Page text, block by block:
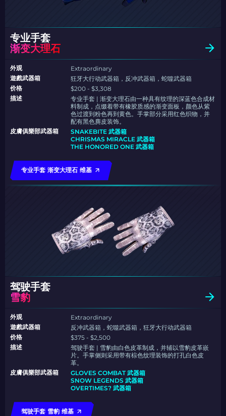
专业手套
渐变大理石
外观
Extraordinary
遊戲武器箱
狂牙大行动武器箱，反冲武器箱，蛇噬武器箱
价格
$200 - $3,308
描述
专业手套 | 渐变大理石由一种具有纹理的深蓝色合成材
料制成，点缀着带有橡胶质感的渐变面板，颜色从紫
色过渡到粉色再到黄色。手掌部分采用红色织物，并
配有黑色麂皮装饰。
皮膚俱樂部武器箱
SNAKEBITE 武器箱
CHRISMAS MIRACLE 武器箱
THE HONORED ONE 武器箱
专业手套 渐变大理石 维基
驾驶手套
雪豹
外观
Extraordinary
遊戲武器箱
反冲武器箱，蛇噬武器箱，狂牙大行动武器箱
价格
$375 - $2,500
描述
驾驶手套 | 雪豹由白色皮革制成，并辅以雪豹皮革嵌
片。手掌侧则采用带有棕色纹理装饰的打孔白色皮
革。
皮膚俱樂部武器箱
GLOVES COMBAT 武器箱
SNOW LEGENDS 武器箱
OVERTIMES? 武器箱
驾驶手套 雪豹 维基